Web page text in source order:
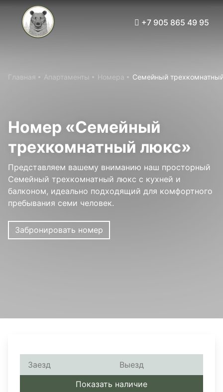
+7 905 865 49 95
Забронировать
АПАРТАМЕНТЫ
РЕСТОРАН
РАЗВЛЕЧЕНИЯ
ВСЕ ДЛЯ ДЕТЕЙ
КОНТАКТЫ
Главная Апартаменты Номера Семейный
Номер «Семейный
трехкомнатный люкс»
Представляем вашему вниманию наш просторный
Семейный трехкомнатный люкс с кухней и
балконом, идеально подходящий для комфортного
пребывания семи человек.
Забронировать номер
Показать наличие
Принять все